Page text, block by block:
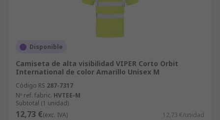
Disponible
Camiseta de alta visibilidad VIPER Corto Orbit
International de color Amarillo Unisex M
Código RS 287-7317
Nº ref. fabric. HVTEE-M
Subtotal (1 unidad)
12,73 €(exc. IVA) 12,73 €/unidad